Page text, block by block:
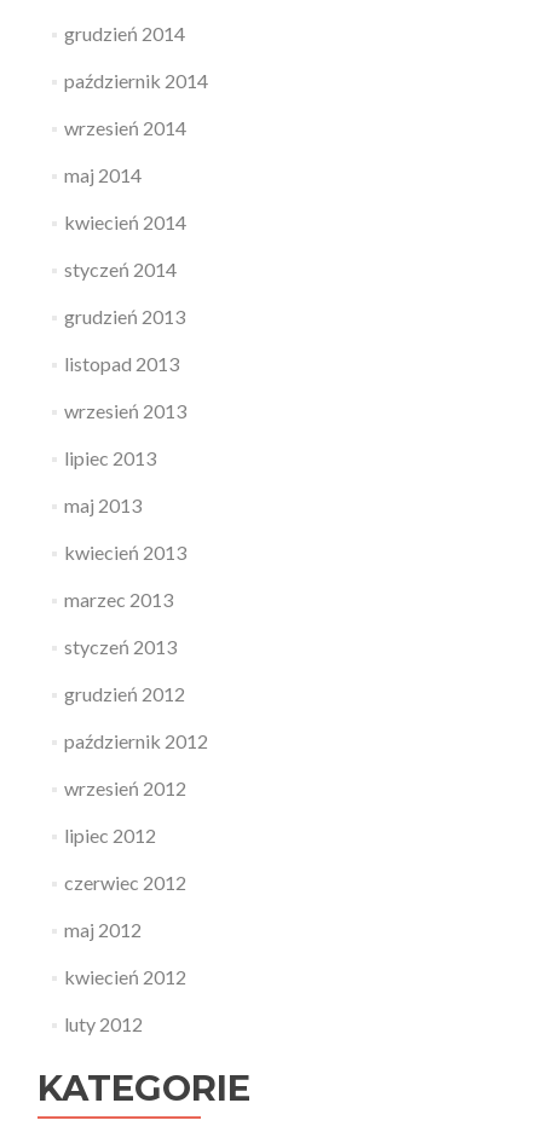
grudzień 2014
październik 2014
wrzesień 2014
maj 2014
kwiecień 2014
styczeń 2014
grudzień 2013
listopad 2013
wrzesień 2013
lipiec 2013
maj 2013
kwiecień 2013
marzec 2013
styczeń 2013
grudzień 2012
październik 2012
wrzesień 2012
lipiec 2012
czerwiec 2012
maj 2012
kwiecień 2012
luty 2012
KATEGORIE